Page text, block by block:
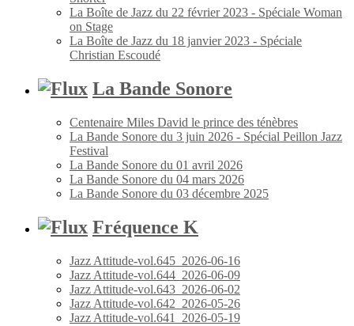
La Boîte de Jazz du 22 février 2023 - Spéciale Woman
on Stage
La Boîte de Jazz du 18 janvier 2023 - Spéciale
Christian Escoudé
La Bande Sonore
Centenaire Miles David le prince des ténèbres
La Bande Sonore du 3 juin 2026 - Spécial Peillon Jazz
Festival
La Bande Sonore du 01 avril 2026
La Bande Sonore du 04 mars 2026
La Bande Sonore du 03 décembre 2025
Fréquence K
Jazz Attitude-vol.645_2026-06-16
Jazz Attitude-vol.644_2026-06-09
Jazz Attitude-vol.643_2026-06-02
Jazz Attitude-vol.642_2026-05-26
Jazz Attitude-vol.641_2026-05-19